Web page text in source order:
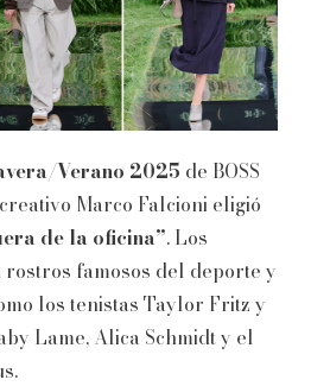
Verano 2025 de BOSS
Marco Falcioni eligió
de la oficina”. Los
famosos del deporte y
los tenistas Taylor Fritz y
Lame, Alica Schmidt y el